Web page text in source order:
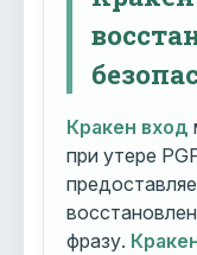
Кракен вход
при утере
фразу.